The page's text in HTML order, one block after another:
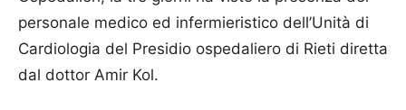
personale medico ed infermieristico dell’Unità di
Cardiologia del Presidio ospedaliero di Rieti diretta
dal dottor Amir Kol.